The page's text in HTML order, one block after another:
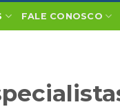
FALE CONOSCO